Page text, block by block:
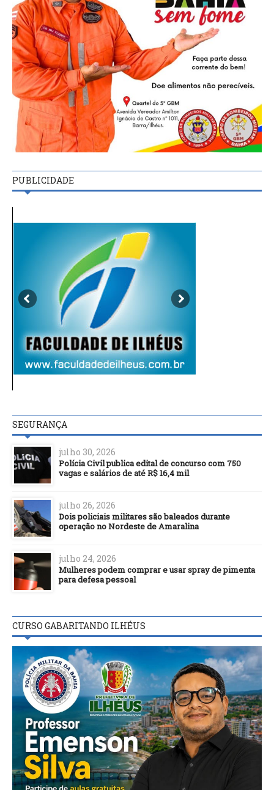
PUBLICIDADE
SEGURANÇA
julho 30, 2026
Polícia Civil publica edital de concurso com 750
vagas e salários de até R$ 16,4 mil
julho 26, 2026
Dois policiais militares são baleados durante
operação no Nordeste de Amaralina
julho 24, 2026
Mulheres podem comprar e usar spray de pimenta
para defesa pessoal
CURSO GABARITANDO ILHÉUS